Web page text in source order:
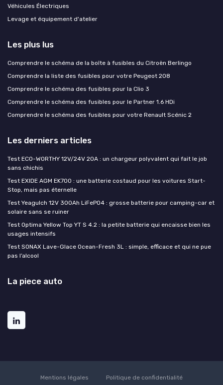
Véhicules Électriques
Levage et équipement d'atelier
Les plus lus
Comprendre le schéma de la boîte à fusibles du Citroën Berlingo
Comprendre la liste des fusibles pour votre Peugeot 208
Comprendre le schéma des fusibles pour la Clio 3
Comprendre le schéma des fusibles pour le Partner 1.6 HDi
Comprendre le schéma des fusibles pour votre Renault Scénic 2
Les derniers articles
Test ECO-WORTHY 12V/24V 20A : un chargeur polyvalent qui fait le job
sans chichis
Test EXIDE AGM EK700 : une batterie costaud pour les voitures Start-
Stop, mais pas éternelle
Test Yeagulch 12V 300Ah LiFePO4 : grosse batterie pour camping-car et
solaire sans se ruiner
Test Optima Yellow Top YT S 4.2 : la petite batterie qui encaisse bien les
usages intensifs
Test SONAX Lave-Glace Ocean-Fresh 3L : simple, efficace et qui ne pue
pas l’alcool
La piece auto
Mentions légales Politique de confidentialité